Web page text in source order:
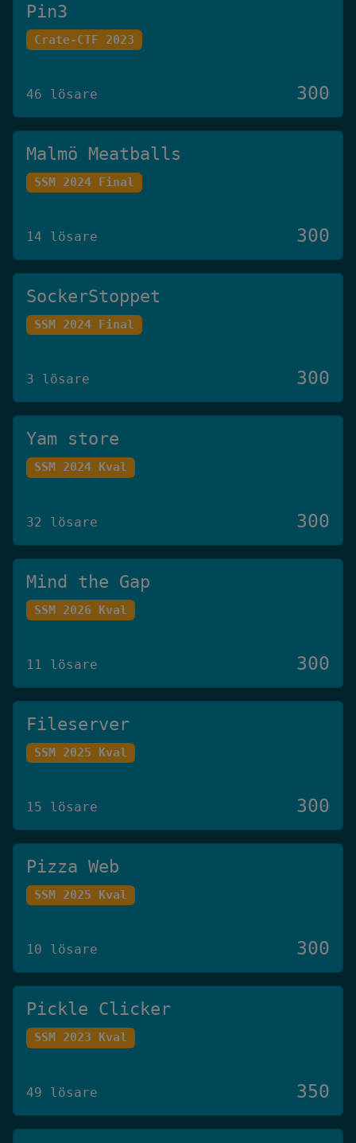
Pin3
Crate-CTF 2023
46 lösare 300
Malmö Meatballs
SSM 2024 Final
14 lösare 300
SockerStoppet
SSM 2024 Final
3 lösare 300
Yam store
SSM 2024 Kval
32 lösare 300
Mind the Gap
SSM 2026 Kval
11 lösare 300
Fileserver
SSM 2025 Kval
15 lösare 300
Pizza Web
SSM 2025 Kval
10 lösare 300
Pickle Clicker
SSM 2023 Kval
49 lösare 350